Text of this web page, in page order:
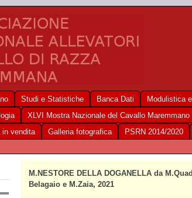
Studi e Statistiche Banca Dati Modulistica
XLVI Mostra Nazionale del Cavallo Maremmano
in vendita Galleria fotografica PSRN 2014/2020
M.NESTORE DELLA DOGANELLA da
Belagaio e M.Zaia, 2021